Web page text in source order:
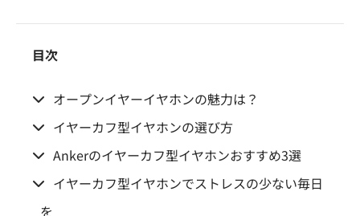
目次
オープンイヤーイヤホンの魅力は？
イヤーカフ型イヤホンの選び方
Ankerのイヤーカフ型イヤホンおすすめ3選
イヤーカフ型イヤホンでストレスの少ない毎日
を